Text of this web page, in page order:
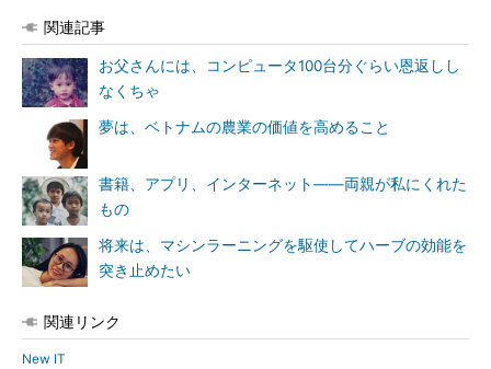
関連記事
お父さんには、コンピュータ100台分ぐらい恩返しし
なくちゃ
夢は、ベトナムの農業の価値を高めること
書籍、アプリ、インターネット――両親が私にくれた
もの
将来は、マシンラーニングを駆使してハーブの効能を
突き止めたい
関連リンク
New IT